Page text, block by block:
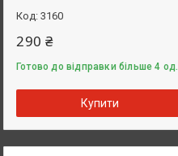
3160
290 ₴
Готово до відправки більше 4 од.
Купити